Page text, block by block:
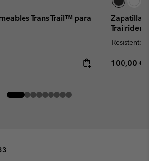
Trans Trail™ para
Zapatillas
Trailrider
Resistente
Regular
100,00 €